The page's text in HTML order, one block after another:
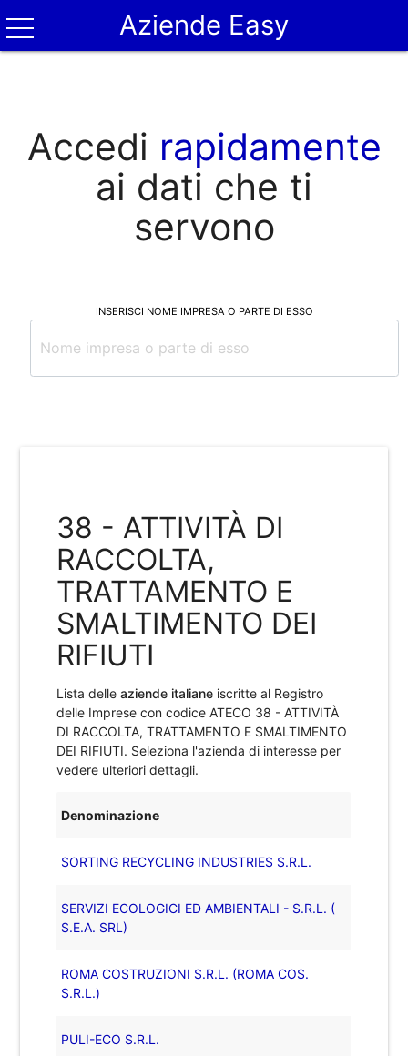
Aziende Easy
Accedi rapidamente
ai dati che ti
servono
INSERISCI NOME IMPRESA O PARTE DI ESSO
38 - ATTIVITÀ DI
RACCOLTA,
TRATTAMENTO E
SMALTIMENTO DEI
RIFIUTI
Lista delleaziende italiane iscritte al Registro
delle Imprese con codice ATECO 38 - ATTIVITÀ
DI RACCOLTA, TRATTAMENTO E SMALTIMENTO
DEI RIFIUTI. Seleziona l'azienda di interesse per
vedere ulteriori dettagli.
Denominazione
SORTING RECYCLING INDUSTRIES S.R.L.
SERVIZI ECOLOGICI ED AMBIENTALI - S.R.L. (
S.E.A. SRL)
ROMA COSTRUZIONI S.R.L. (ROMA COS.
S.R.L.)
PULI-ECO S.R.L.